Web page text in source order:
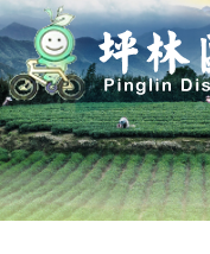
進入內容區塊